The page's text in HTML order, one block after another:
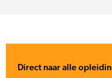
Direct naar alle